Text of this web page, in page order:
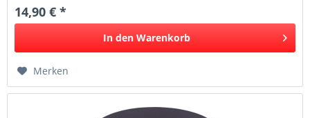
14,90 € *
In den Warenkorb
Merken